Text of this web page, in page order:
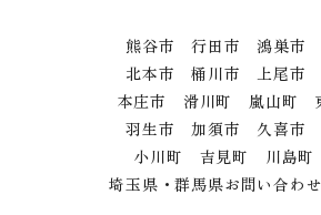
熊谷市 行田市 鴻巣市
北本市 桶川市 上尾市
本庄市 滑川町 嵐山町
羽生市 加須市 久喜市
小川町 吉見町 川島
埼玉県・群馬県お問い合わ